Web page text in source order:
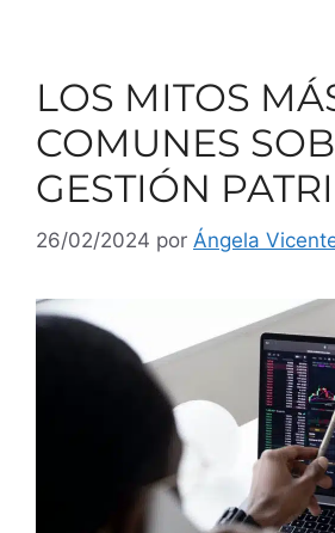
LOS MITOS
COMUNES
GESTIÓN
26/02/2024 por Ángela